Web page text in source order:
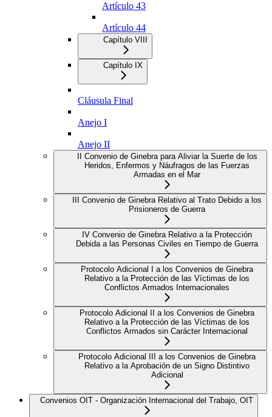
Artículo 43
Artículo 44
Capítulo VIII
Capítulo IX
Cláusula Final
Anejo I
Anejo II
II Convenio de Ginebra para Aliviar la Suerte de los
Heridos, Enfermos y Náufragos de las Fuerzas
Armadas en el Mar
III Convenio de Ginebra Relativo al Trato Debido a los
Prisioneros de Guerra
IV Convenio de Ginebra Relativo a la Protección
Debida a las Personas Civiles en Tiempo de Guerra
Protocolo Adicional I a los Convenios de Ginebra
Relativo a la Protección de las Víctimas de los
Conflictos Armados Internacionales
Protocolo Adicional II a los Convenios de Ginebra
Relativo a la Protección de las Víctimas de los
Conflictos Armados sin Carácter Internacional
Protocolo Adicional III a los Convenios de Ginebra
Relativo a la Aprobación de un Signo Distintivo
Adicional
Convenios OIT - Organización Internacional del Trabajo, OIT